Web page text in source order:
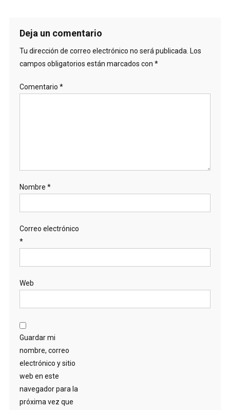
Deja un comentario
Tu dirección de correo electrónico no será publicada. Los
campos obligatorios están marcados con *
Comentario *
Nombre *
Correo electrónico
*
Web
Guardar mi
nombre, correo
electrónico y sitio
web en este
navegador para la
próxima vez que